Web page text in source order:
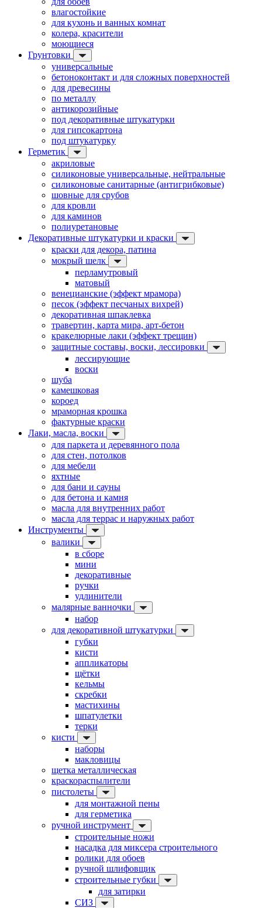
влагостойкие
для кухонь и ванных комнат
колера, красители
моющиеся
Грунтовки
универсальные
бетоноконтакт и для сложных поверхностей
для древесины
по металлу
антикорозийные
под декоративные штукатурки
для гипсокартона
под штукатурку
Герметик
акриловые
силиконовые универсальные, нейтральные
силиконовые санитарные (антигрибковые)
шовные для срубов
для кровли
для каминов
полиуретановые
Декоративные штукатурки и краски
краски для декора, патина
мокрый шелк
перламутровый
матовый
венецианские (эффект мрамора)
песок (эффект песчаных вихрей)
декоративная шпаклевка
травертин, карта мира, арт-бетон
кракелюрные лаки (эффект трещин)
защитные составы, воски, лессировки
лессирующие
воски
шуба
камешковая
короед
мраморная крошка
фактурные краски
Лаки, масла, воски
для паркета и деревянного пола
для стен, потолков
для мебели
яхтные
для бани и сауны
для бетона и камня
масла для внутренних работ
масла для террас и наружных работ
Инструменты
валики
в сборе
мини
декоративные
ручки
удлинители
малярные ванночки
набор
для декоративной штукатурки
губки
кисти
аппликаторы
щётки
кельмы
скребки
мастихины
шпатулетки
терки
кисти
наборы
макловицы
щетка металлическая
краскораспылители
пистолеты
для монтажной пены
для герметика
ручной инструмент
строительные ножи
насадка для миксера строительного
ролики для обоев
ручной шлифовщик
строительные губки
для затирки
СИЗ